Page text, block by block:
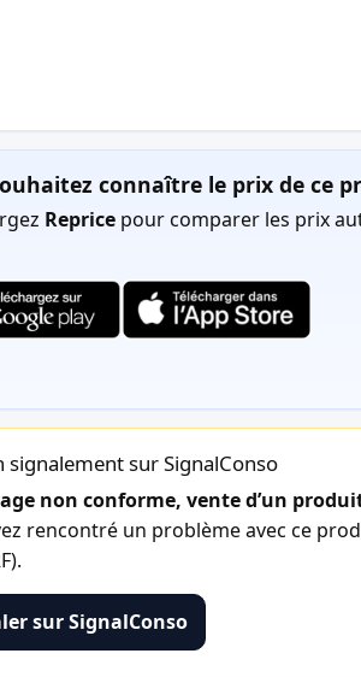
connaître le prix de ce
Reprice pour comparer les prix
signalement sur SignalConso
non conforme, vente d’un
rencontré un problème avec ce
sur SignalConso